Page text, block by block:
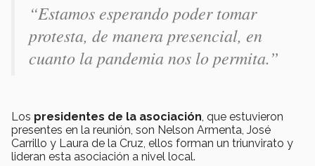
“Estamos esperando poder tomar
protesta, de manera presencial, en
cuanto la pandemia nos lo permita.”
Los presidentes de la asociación , que estuvieron
presentes en la reunión, son Nelson Armenta, José
Carrillo y Laura de la Cruz, ellos forman un triunvirato y
lideran esta asociación a nivel local.